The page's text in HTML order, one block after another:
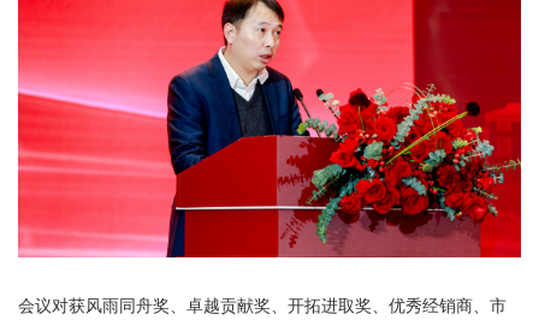
会议对获风雨同舟奖、卓越贡献奖、开拓进取奖、优秀经销商、市